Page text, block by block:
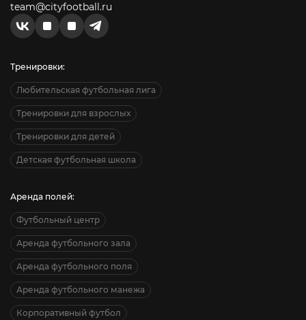
team@cityfootball.ru
Тренировки:
Любительская футбольная лига
Тренировки для взрослых
Тренировки для детей
Детская футбольная школа
Аренда полей:
Футбольный центр
Аренда футбольного зала
Аренда футбольного поля
Аренда футбольного манежа
Корпоративный футбол